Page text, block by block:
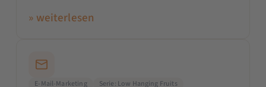
» weiterlesen
E-Mail-Marketing Serie: Low Hanging Fruits